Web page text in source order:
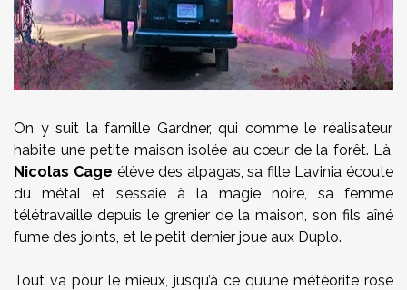
On y suit la famille Gardner, qui comme le réalisateur,
habite une petite maison isolée au cœur de la forêt. Là,
Nicolas Cage élève des alpagas, sa fille Lavinia écoute
du métal et s’essaie à la magie noire, sa femme
télétravaille depuis le grenier de la maison, son fils aîné
fume des joints, et le petit dernier joue aux Duplo.
Tout va pour le mieux, jusqu’à ce qu’une météorite rose